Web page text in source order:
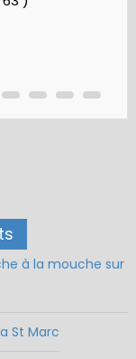
à la mouche sur
St Marc